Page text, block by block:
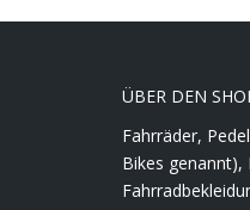
ÜBER DEN
Fahrräder,
Bikes genannt),